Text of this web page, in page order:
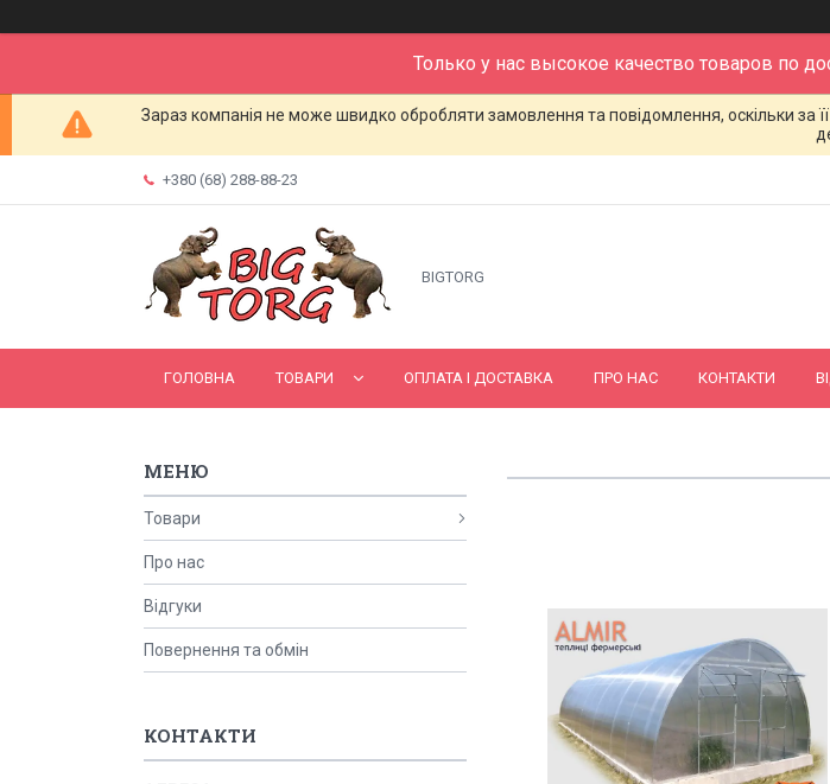
Только у нас высокое качество товаров по
Зараз компанія не може швидко обробляти замовлення та повідомлення, оскільки за
+380 (68) 288-88-23
BIGTORG
ГОЛОВНА ТОВАРИ ОПЛАТА І ДОСТАВКА ПРО НАС КОНТАКТИ
Товари
Про нас
Відгуки
Повернення та обмін
КОНТАКТИ